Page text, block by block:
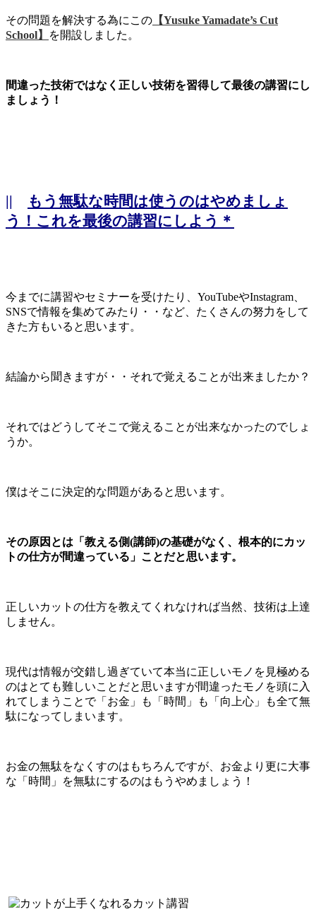
その問題を解決する為にこの 【Yusuke Yamadate’s Cut
School】
を開設しました。
間違った技術ではなく正しい技術を習得して最後の講習にし
ましょう！
||
もう無駄な時間は使うのはやめましょ
う！これを最後の講習にしよう＊
今までに講習やセミナーを受けたり、YouTubeやInstagram、
SNSで情報を集めてみたり・・など、たくさんの努力をして
きた方もいると思います。
結論から聞きますが・・それで覚えることが出来ましたか？
それではどうしてそこで覚えることが出来なかったのでしょ
うか。
僕はそこに決定的な問題があると思います。
その原因とは「教える側(講師)の基礎がなく、根本的にカッ
トの仕方が間違っている」ことだと思います。
正しいカットの仕方を教えてくれなければ当然、技術は上達
しません。
現代は情報が交錯し過ぎていて本当に正しいモノを見極める
のはとても難しいことだと思いますが間違ったモノを頭に入
れてしまうことで「お金」も「時間」も「向上心」も全て無
駄になってしまいます。
お金の無駄をなくすのはもちろんですが、お金より更に大事
な「時間」を無駄にするのはもうやめましょう！